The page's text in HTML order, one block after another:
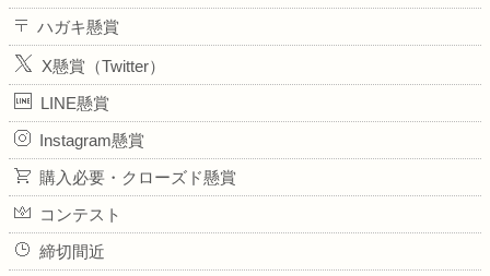
ハガキ懸賞
X懸賞（Twitter）
LINE懸賞
Instagram懸賞
購入必要・クローズド懸賞
コンテスト
締切間近